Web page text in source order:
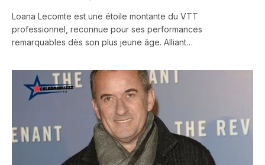
Loana Lecomte est une étoile montante du VTT
professionnel, reconnue pour ses performances
remarquables dès son plus jeune âge. Alliant…